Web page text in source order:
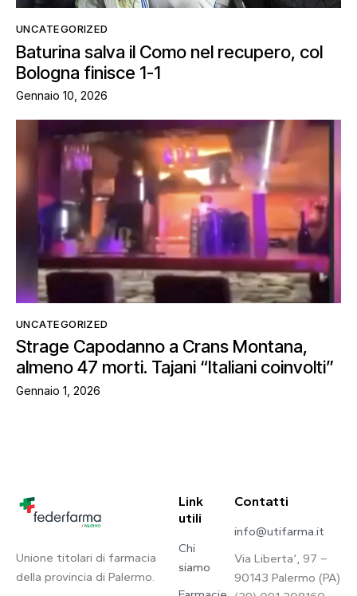
UNCATEGORIZED
Baturina salva il Como nel recupero, col
Bologna finisce 1-1
Gennaio 10, 2026
UNCATEGORIZED
Strage Capodanno a Crans Montana,
almeno 47 morti. Tajani “Italiani coinvolti”
Gennaio 1, 2026
Unione titolari di farmacia
della provincia di Palermo.
Link
utili
Chi
siamo
Contatti
info@utifarma.it
Via Liberta’, 97 –
90143 Palermo (PA)